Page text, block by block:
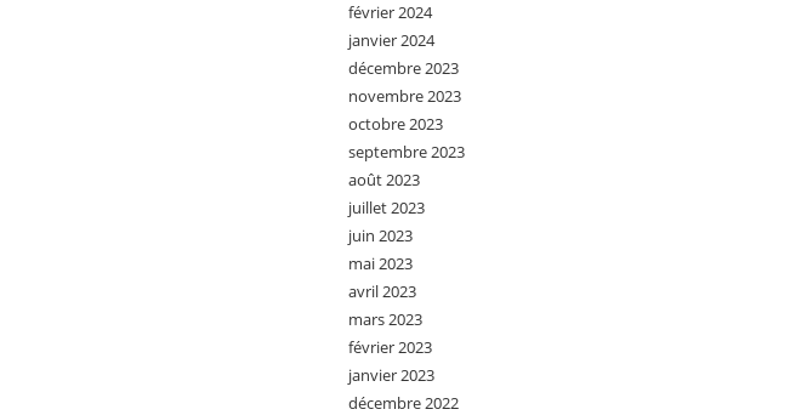
février 2024
janvier 2024
décembre 2023
novembre 2023
octobre 2023
septembre 2023
août 2023
juillet 2023
juin 2023
mai 2023
avril 2023
mars 2023
février 2023
janvier 2023
décembre 2022